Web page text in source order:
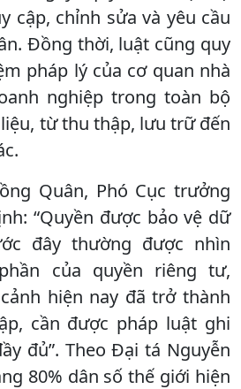
cập, chỉnh sửa và yêu cầu
Đồng thời, luật cũng quy
pháp lý của cơ quan nhà
nghiệp trong toàn bộ
từ thu thập, lưu trữ đến
Quân, Phó Cục trưởng
“Quyền được bảo vệ dữ
đây thường được nhìn
của quyền riêng tư,
hiện nay đã trở thành
cần được pháp luật ghi
đủ”. Theo Đại tá Nguyễn
80% dân số thế giới hiện